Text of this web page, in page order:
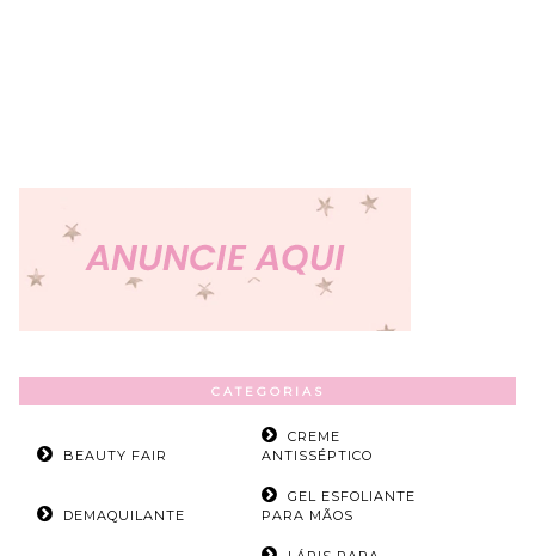
CATEGORIAS
BEAUTY FAIR
CREME
ANTISSÉPTICO
DEMAQUILANTE
GEL ESFOLIANTE
PARA MÃOS